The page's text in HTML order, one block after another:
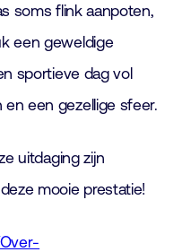
soms flink aanpoten,
een geweldige
sportieve dag vol
een gezellige sfeer.
uitdaging zijn
mooie prestatie!